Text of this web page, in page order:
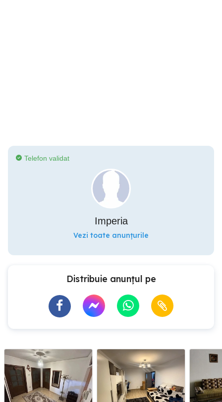
Telefon validat
Imperia
Vezi toate anunțurile
Distribuie anunțul pe